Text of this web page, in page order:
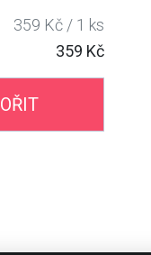
359 Kč / 1 ks
359 Kč